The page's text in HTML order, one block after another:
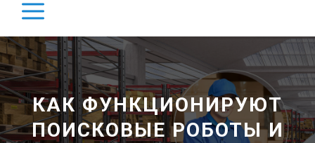
КАК ФУНКЦИОНИРУЮТ
ПОИСКОВЫЕ РОБОТЫ И